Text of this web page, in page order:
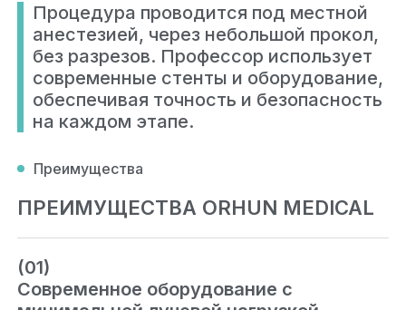
Процедура проводится под местной
анестезией, через небольшой прокол,
без разрезов. Профессор использует
современные стенты и оборудование,
обеспечивая точность и безопасность
на каждом этапе.
Преимущества
ПРЕИМУЩЕСТВА ORHUN MEDICAL
(01)
Современное оборудование с